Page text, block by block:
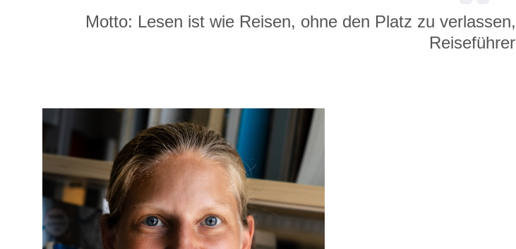
Motto: Lesen ist wie Reisen, ohne den Platz zu